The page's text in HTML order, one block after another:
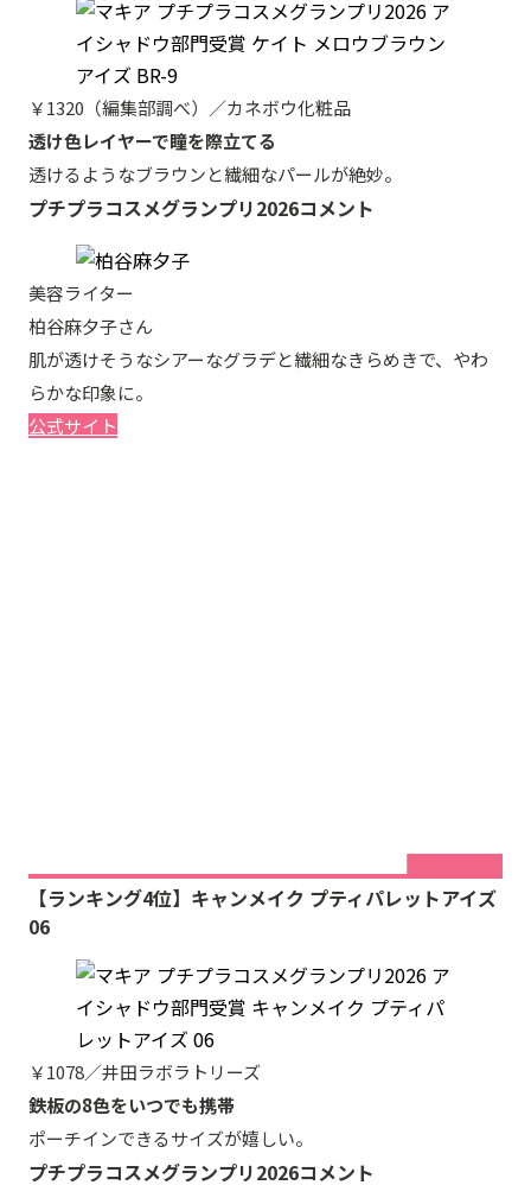
￥1320（編集部調べ）／カネボウ化粧品
透け色レイヤーで瞳を際立てる
透けるようなブラウンと繊細なパールが絶妙。
プチプラコスメグランプリ2026コメント
美容ライター
柏谷麻夕子さん
肌が透けそうなシアーなグラデと繊細なきらめきで、やわ
らかな印象に。
公式サイト
【ランキング4位】キャンメイク プティパレットアイズ
06
￥1078／井田ラボラトリーズ
鉄板の8色をいつでも携帯
ポーチインできるサイズが嬉しい。
プチプラコスメグランプリ2026コメント